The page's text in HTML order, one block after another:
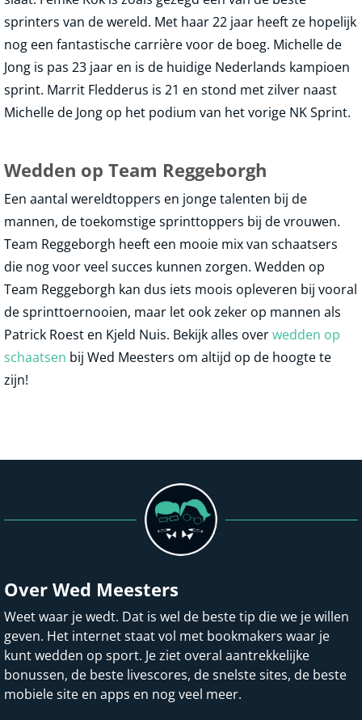
sprinters van de wereld. Met haar 22 jaar heeft ze hopelijk
nog een fantastische carrière voor de boeg. Michelle de
Jong is pas 23 jaar en is de huidige Nederlands kampioen
sprint. Marrit Fledderus is 21 en stond met zilver naast
Michelle de Jong op het podium van het vorige NK Sprint.
Wedden op Team Reggeborgh
Een aantal wereldtoppers en jonge talenten bij de
mannen, de toekomstige sprinttoppers bij de vrouwen.
Team Reggeborgh heeft een mooie mix van schaatsers
die nog voor veel succes kunnen zorgen. Wedden op
Team Reggeborgh kan dus iets moois opleveren bij vooral
de sprinttoernooien, maar let ook zeker op mannen als
Patrick Roest en Kjeld Nuis. Bekijk alles overwedden op
schaatsen bij Wed Meesters om altijd op de hoogte te
zijn!
Over Wed Meesters
Weet waar je wedt. Dat is wel de beste tip die we je willen
geven. Het internet staat vol met bookmakers waar je
kunt wedden op sport. Je ziet overal aantrekkelijke
bonussen, de beste livescores, de snelste sites, de beste
mobiele site en apps en nog veel meer.